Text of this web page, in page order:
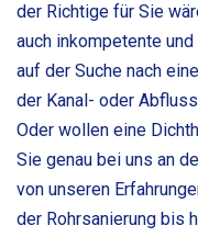
der Richtige für Sie
auch inkompetente
auf der Suche nach
der Kanal- oder
Oder wollen eine
Sie genau bei uns an
von unseren
der Rohrsanierung bis